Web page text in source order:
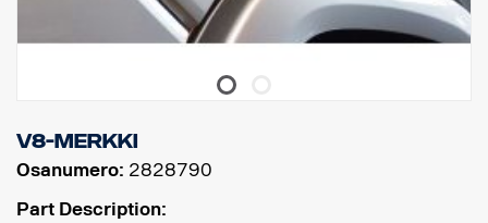
V8-merkki
Osanumero: 2828790
Part Description: